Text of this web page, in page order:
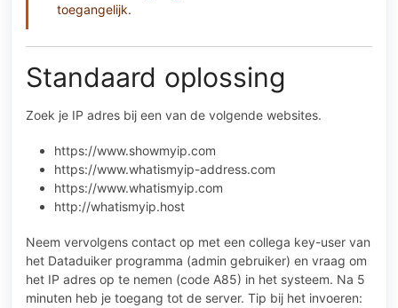
toegangelijk.
Standaard oplossing
Zoek je IP adres bij een van de volgende websites.
https://www.showmyip.com
https://www.whatismyip-address.com
https://www.whatismyip.com
http://whatismyip.host
Neem vervolgens contact op met een collega key-user van
het Dataduiker programma (admin gebruiker) en vraag om
het IP adres op te nemen (code A85) in het systeem. Na 5
minuten heb je toegang tot de server. Tip bij het invoeren: